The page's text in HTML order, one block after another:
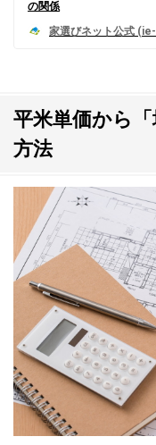
の関係
平米単価から
方法